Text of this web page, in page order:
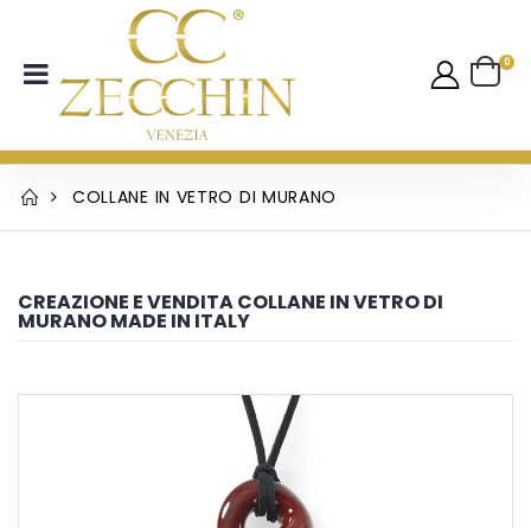
0
COLLANE IN VETRO DI MURANO
CREAZIONE E VENDITA COLLANE IN VETRO DI
MURANO MADE IN ITALY